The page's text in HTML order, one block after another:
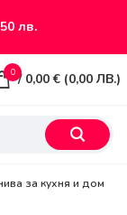
лв.
0 / 0,00€ (0,00 ЛВ.)
за кухня и дом